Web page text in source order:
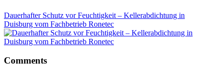
Dauerhafter Schutz vor Feuchtigkeit – Kellerabdichtung in
Duisburg vom Fachbetrieb Ronetec
Comments